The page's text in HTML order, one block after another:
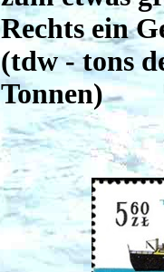
Rechts ein
(tdw - tons
Tonnen)